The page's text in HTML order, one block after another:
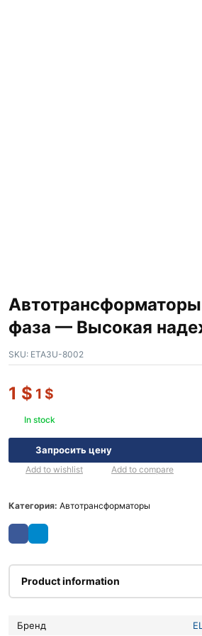
фаза — Высокая
SKU: ETA3U-8002
1 $ 1 $
In stock
Запросить цену
Add to wishlist Add to compare
Категория: Автотрансформаторы
Product information
Бренд